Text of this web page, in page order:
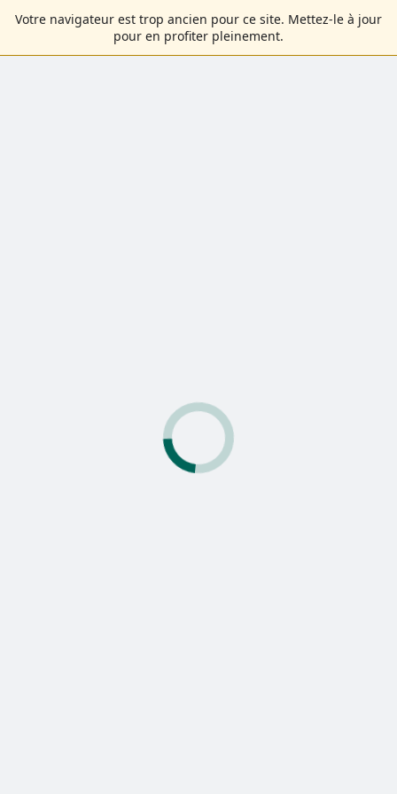
Votre navigateur est trop ancien pour ce site. Mettez-le à jour
pour en profiter pleinement.